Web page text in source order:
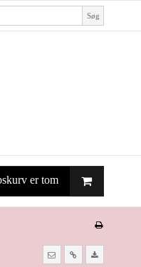
Søg
er tom